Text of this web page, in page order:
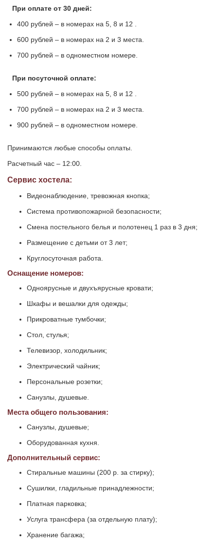
При оплате от 30 дней:
400 рублей – в номерах на 5, 8 и 12 .
600 рублей – в номерах на 2 и 3 места.
700 рублей – в одноместном номере.
При посуточной оплате:
500 рублей – в номерах на 5, 8 и 12 .
700 рублей – в номерах на 2 и 3 места.
900 рублей – в одноместном номере.
Принимаются любые способы оплаты.
Расчетный час – 12:00.
Сервис хостела:
Видеонаблюдение, тревожная кнопка;
Система противопожарной безопасности;
Смена постельного белья и полотенец 1 раз в 3 дня;
Размещение с детьми от 3 лет;
Круглосуточная работа.
Оснащение номеров:
Одноярусные и двухъярусные кровати;
Шкафы и вешалки для одежды;
Прикроватные тумбочки;
Стол, стулья;
Телевизор, холодильник;
Электрический чайник;
Персональные розетки;
Санузлы, душевые.
Места общего пользования:
Санузлы, душевые;
Оборудованная кухня.
Дополнительный сервис:
Стиральные машины (200 р. за стирку);
Сушилки, гладильные принадлежности;
Платная парковка;
Услуга трансфера (за отдельную плату);
Хранение багажа;